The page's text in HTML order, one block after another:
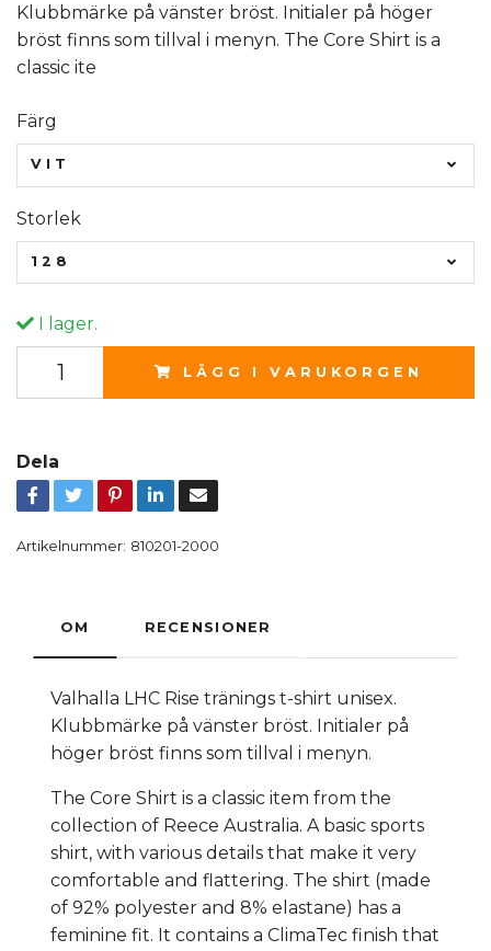
Klubbmärke på vänster bröst. Initialer på höger
bröst finns som tillval i menyn. The Core Shirt is a
classic ite
Färg
VIT
Storlek
128
I lager.
LÄGG I VARUKORGEN
Dela
Artikelnummer: 810201-2000
OM RECENSIONER
Valhalla LHC Rise tränings t-shirt unisex.
Klubbmärke på vänster bröst. Initialer på
höger bröst finns som tillval i menyn.
The Core Shirt is a classic item from the
collection of Reece Australia. A basic sports
shirt, with various details that make it very
comfortable and flattering. The shirt (made
of 92% polyester and 8% elastane) has a
feminine fit. It contains a ClimaTec finish that